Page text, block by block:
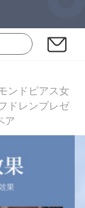
ンドピアス女
ドレンプレゼ
ア